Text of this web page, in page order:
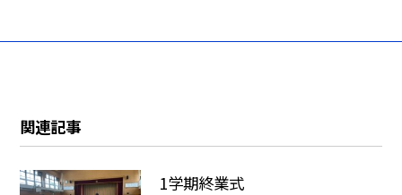
関連記事
1学期終業式